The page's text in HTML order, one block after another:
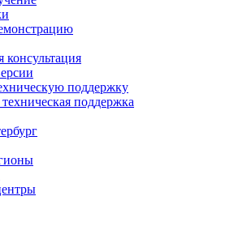
консультация
поддержку
поддержка